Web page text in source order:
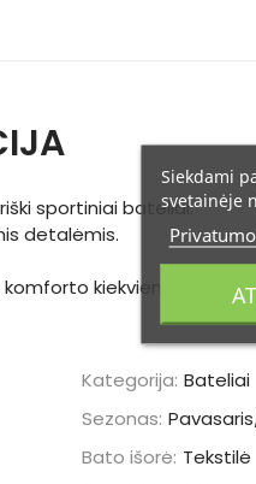
sportiniai bateliai.
detalėmis.
kiekvieną dieną.
Kategorija: Bateliai
Sezonas:
Bato išorė: Tekstilė
Siekdami
svetainėje